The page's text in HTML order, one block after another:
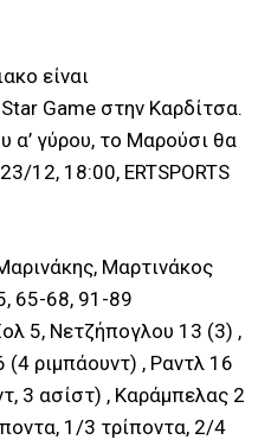
είναι
Game στην Καρδίτσα.
α’ γύρου, το Μαρούσι θα
12, 18:00, ERTSPORTS
Μαρτινάκος
65-68, 91-89
5, Νετζήπογλου 13 (3) ,
(4 ριμπάουντ) , Ραντλ 16
3 ασίστ) , Καράμπελας 2
1/3 τρίποντα, 2/4